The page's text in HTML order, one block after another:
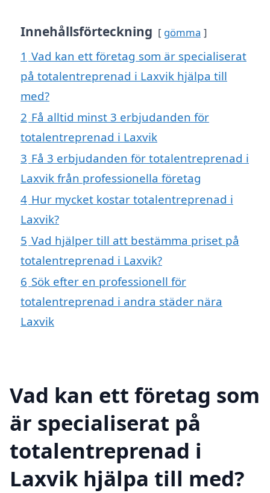
Innehållsförteckning gömma
1 Vad kan ett företag som är specialiserat
på totalentreprenad i Laxvik hjälpa till
med?
2 Få alltid minst 3 erbjudanden för
totalentreprenad i Laxvik
3 Få 3 erbjudanden för totalentreprenad i
Laxvik från professionella företag
4 Hur mycket kostar totalentreprenad i
Laxvik?
5 Vad hjälper till att bestämma priset på
totalentreprenad i Laxvik?
6 Sök efter en professionell för
totalentreprenad i andra städer nära
Laxvik
Vad kan ett företag som
är specialiserat på
totalentreprenad i
Laxvik hjälpa till med?